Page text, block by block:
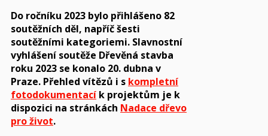
Do ročníku 2023 bylo přihlášeno 82
soutěžních děl, napříč šesti
soutěžními kategoriemi. Slavnostní
vyhlášení soutěže Dřevěná stavba
roku 2023 se konalo 20. dubna v
Praze. Přehled vítězů i s kompletní
fotodokumentací k projektům je k
dispozici na stránkách Nadace dřevo
pro život.